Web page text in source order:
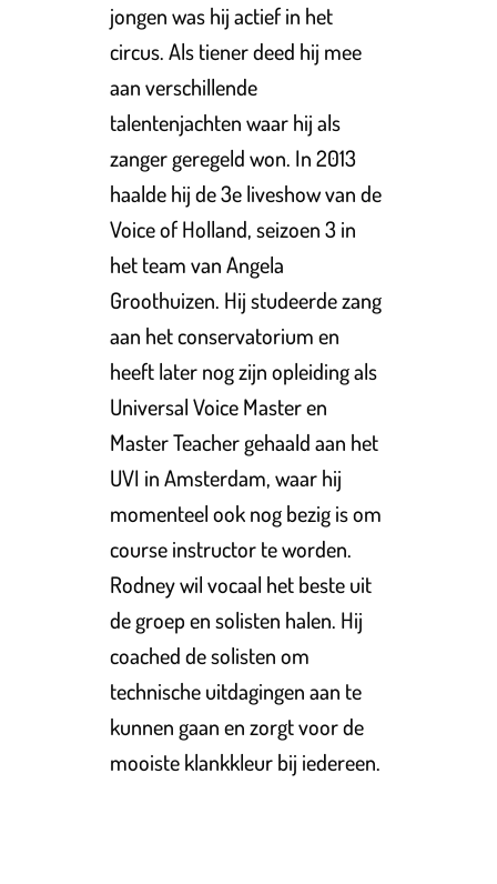
jongen was hij actief in het
circus. Als tiener deed hij mee
aan verschillende
talentenjachten waar hij als
zanger geregeld won. In 2013
haalde hij de 3e liveshow van de
Voice of Holland, seizoen 3 in
het team van Angela
Groothuizen. Hij studeerde zang
aan het conservatorium en
heeft later nog zijn opleiding als
Universal Voice Master en
Master Teacher gehaald aan het
UVI in Amsterdam, waar hij
momenteel ook nog bezig is om
course instructor te worden.
Rodney wil vocaal het beste uit
de groep en solisten halen. Hij
coached de solisten om
technische uitdagingen aan te
kunnen gaan en zorgt voor de
mooiste klankkleur bij iedereen.